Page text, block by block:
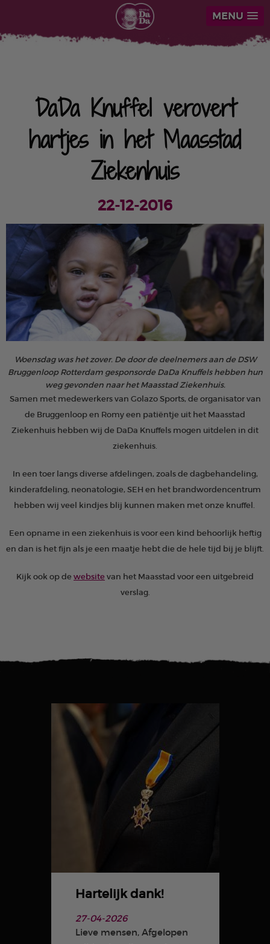
MENU
DaDa Knuffel verovert
hartjes in het Maasstad
Ziekenhuis
22-12-2016
Woensdag was het zover. De door de deelnemers aan de DSW
Bruggenloop Rotterdam gesponsorde DaDa Knuffels hebben hun
weg gevonden naar het Maasstad Ziekenhuis.
Samen met medewerkers van Golazo Sports, de organisator van
de Bruggenloop en Romy een patiëntje uit het Maasstad
Ziekenhuis hebben wij de DaDa Knuffels mogen uitdelen in dit
ziekenhuis.
In een toer langs diverse afdelingen, zoals de dagbehandeling,
kinderafdeling, neonatologie, SEH en het brandwordencentrum
hebben wij veel kindjes blij kunnen maken met onze knuffel.
Een opname in een ziekenhuis is voor een kind behoorlijk heftig
en dan is het fijn als je een maatje hebt die de hele tijd bij je blijft.
Kijk ook op de website van het Maasstad voor een uitgebreid
verslag.
Hartelijk dank!
27-04-2026
Lieve mensen, Afgelopen